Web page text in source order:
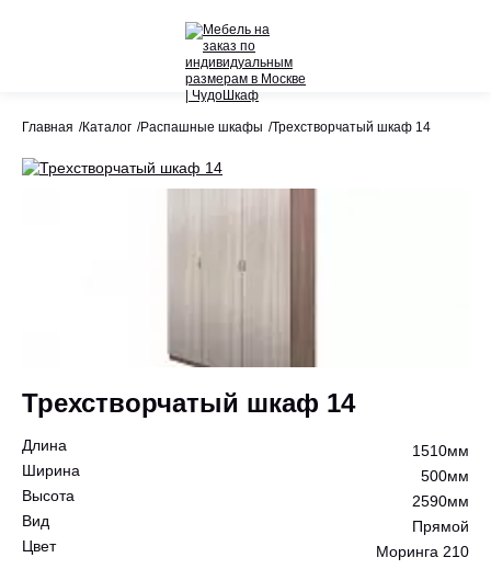
Весь раздел
Гардеробные системы
Детское
Весь раздел
Главная Каталог Распашные шкафы Трехстворчатый шкаф 14
Трехстворчатый шкаф 14
Длина
1510мм
Ширина
500мм
Высота
2590мм
Вид
Прямой
Цвет
Моринга 210